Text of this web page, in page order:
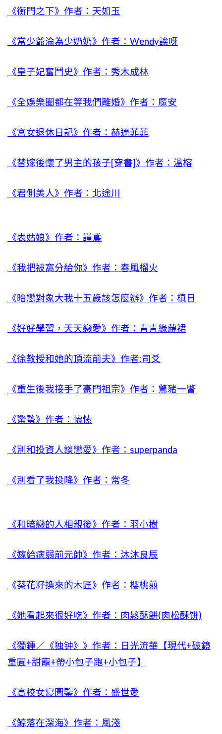
《衡門之下》作者：天如玉
《當少爺淪為少奶奶》作者：Wendy誒呀
《皇子妃奮鬥史》作者：秀木成林
《全娛樂圈都在等我們離婚》作者：魔安
《宮女退休日記》作者：赫連菲菲
《替嫁後懷了男主的孩子[穿書]》作者：溫榕
《君側美人》作者：北途川
《表姑娘》作者：謹鳶
《我把被窩分給你》作者：春風榴火
《暗戀對象大我十五歲該怎麼辦》作者：槙日
《好好學習，天天戀愛》作者：青青綠蘿裙
《徐教授和她的頂流前夫》作者:司爻
《重生後我接手了豪門祖宗》作者：驚豬一瞥
《驚蟄》作者：懷愫
《別和投資人談戀愛》作者：superpanda
《別看了我投降》作者：常冬
《和暗戀的人相親後》作者：羽小樹
《嫁給病弱前元帥》作者：沐沐良辰
《葵花籽換來的木匠》作者：櫻桃煎
《她看起來很好吃》作者：肉鬆酥餅(肉松酥饼)
《獨鍾／《独钟》》作者：日光流華【現代+破鏡
重圓+甜寵+帶小包子跑+小包子】
《高校女寢圖鑒》作者：盛世愛
《鯨落在深海》作者：風淺